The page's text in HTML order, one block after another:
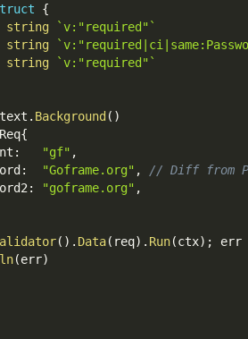
{
string
`v:"required"`
string
string
`v:"required"`
. Background ( )
{
: "gf" ,
: "Goframe.org" ,
// Diff from
: "goframe.org" ,
( ) . Data( req) . Run(ctx) ; err
(err)